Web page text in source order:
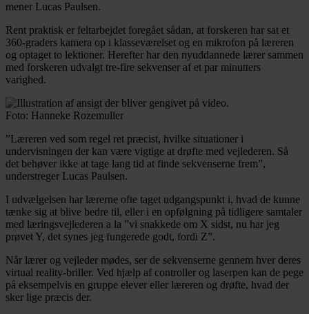
mener Lucas Paulsen.
Rent praktisk er feltarbejdet foregået sådan, at forskeren har sat et
360-graders kamera op i klasseværelset og en mikrofon på læreren
og optaget to lektioner. Herefter har den nyuddannede lærer sammen
med forskeren udvalgt tre-fire sekvenser af et par minutters
varighed.
Foto: Hanneke Rozemuller
”Læreren ved som regel ret præcist, hvilke situationer i
undervisningen der kan være vigtige at drøfte med vejlederen. Så
det behøver ikke at tage lang tid at finde sekvenserne frem”,
understreger Lucas Paulsen.
I udvælgelsen har lærerne ofte taget udgangspunkt i, hvad de kunne
tænke sig at blive bedre til, eller i en opfølgning på tidligere samtaler
med læringsvejlederen a la ”vi snakkede om X sidst, nu har jeg
prøvet Y, det synes jeg fungerede godt, fordi Z”.
Når lærer og vejleder mødes, ser de sekvenserne gennem hver deres
virtual reality-briller. Ved hjælp af controller og laserpen kan de pege
på eksempelvis en gruppe elever eller læreren og drøfte, hvad der
sker lige præcis der.